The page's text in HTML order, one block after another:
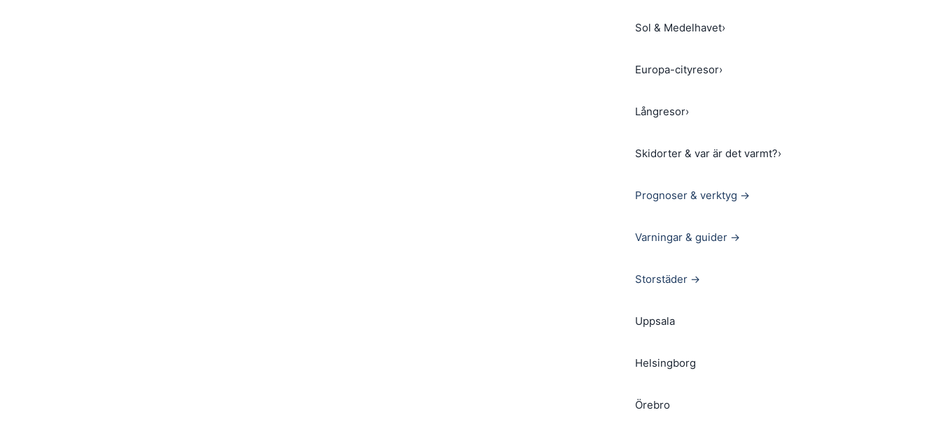
Sol & Medelhavet›
Europa-cityresor›
Långresor›
Skidorter & var är det varmt?›
Prognoser & verktyg →
Varningar & guider →
Storstäder →
Uppsala
Helsingborg
Örebro